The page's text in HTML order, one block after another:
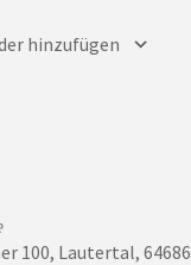
hinzufügen
100, Lautertal, 64686